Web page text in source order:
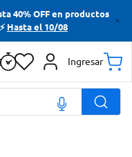
40% OFF en productos
Hasta el 10/08
Ingresar